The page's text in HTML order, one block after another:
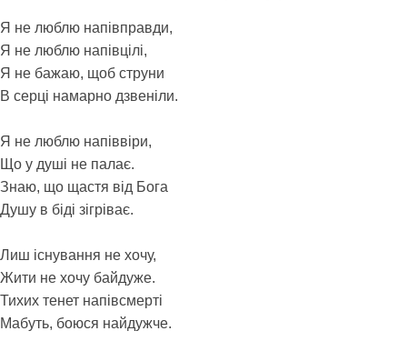
Я не люблю напівправди,
Я не люблю напівцілі,
Я не бажаю, щоб струни
В серці намарно дзвеніли.
Я не люблю напіввіри,
Що у душі не палає.
Знаю, що щастя від Бога
Душу в біді зігріває.
Лиш існування не хочу,
Жити не хочу байдуже.
Тихих тенет напівсмерті
Мабуть, боюся найдужче.